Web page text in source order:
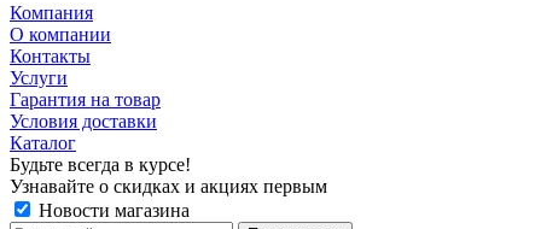
Компания
О компании
Контакты
Услуги
Гарантия на товар
Условия доставки
Каталог
Будьте всегда в курсе!
Узнавайте о скидках и акциях первым
Новости магазина